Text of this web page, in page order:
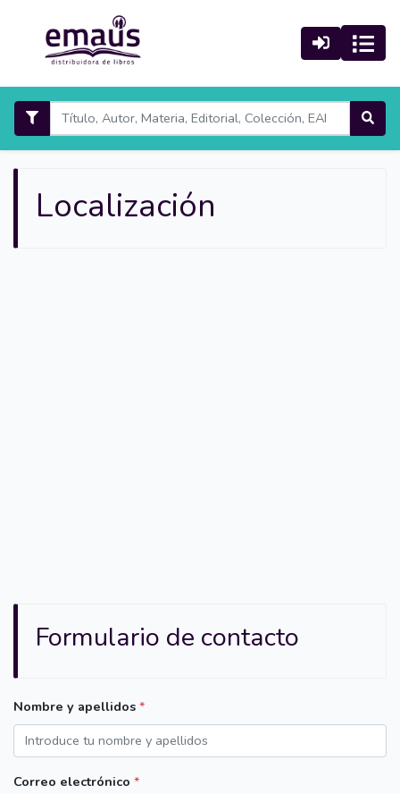
Localización
Formulario de contacto
Nombre y apellidos *
Correo electrónico *